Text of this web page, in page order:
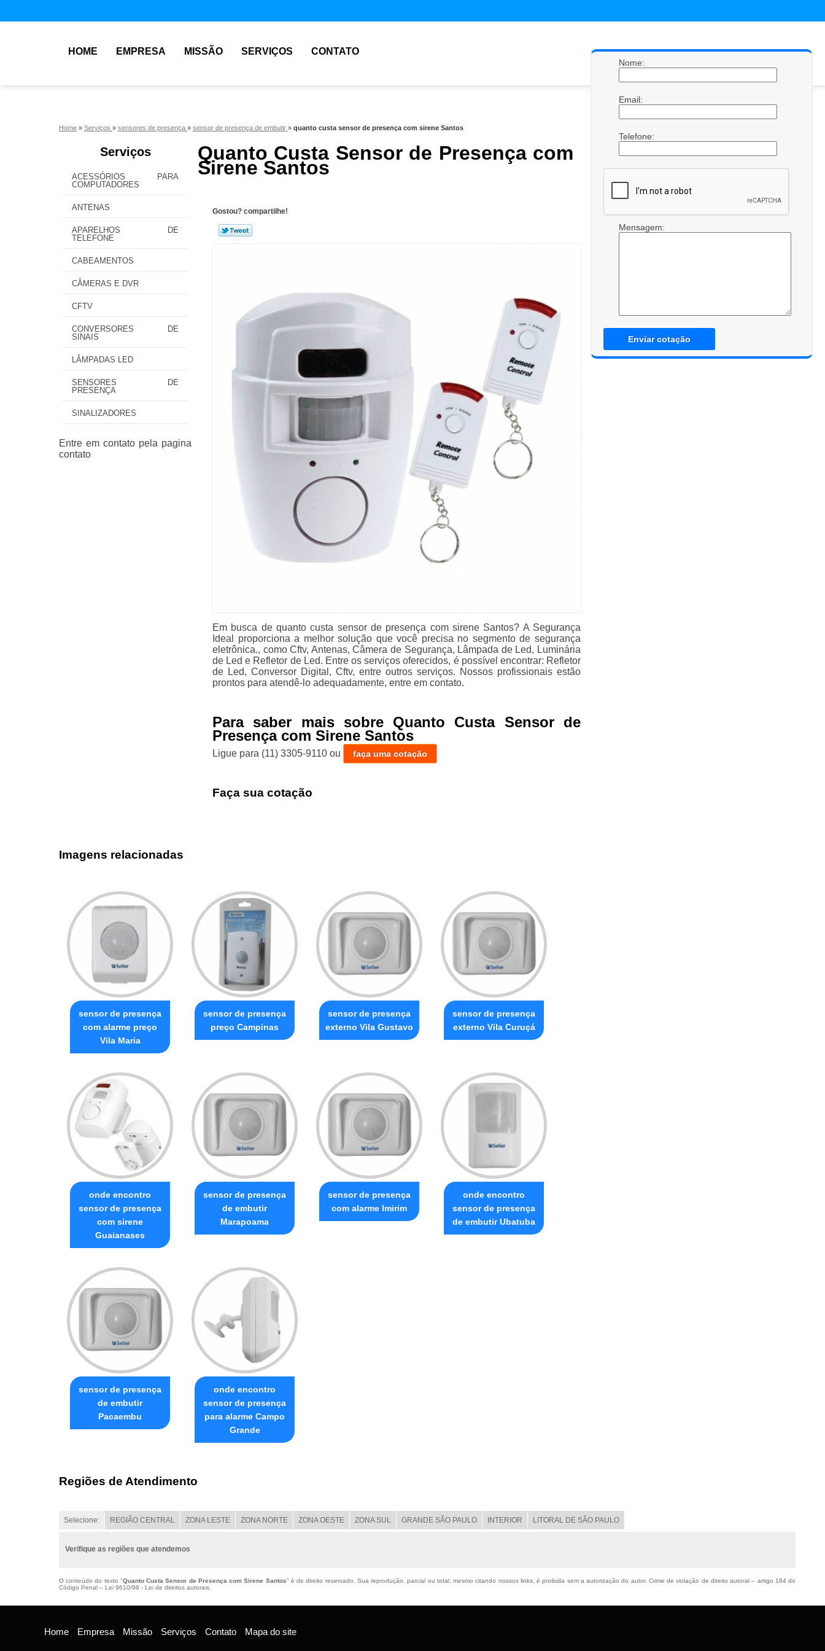
HOME EMPRESA MISSÃO SERVIÇOS CONTATO
Home » Serviços » sensores de presença » sensor de presença de embutir » quanto custa sensor de presença com sirene Santos
Serviços
ACESSÓRIOS PARA
COMPUTADORES
ANTENAS
APARELHOS DE
TELEFONE
CABEAMENTOS
CÂMERAS E DVR
CFTV
CONVERSORES DE
SINAIS
LÂMPADAS LED
SENSORES DE
PRESENÇA
SINALIZADORES
Quanto Custa Sensor de Presença com
Sirene Santos
Gostou? compartilhe!
Em busca de quanto custa sensor de presença com sirene Santos? A Segurança
Ideal proporciona a melhor solução que você precisa no segmento de segurança
eletrônica., como Cftv, Antenas, Câmera de Segurança, Lâmpada de Led, Luminária
de Led e Refletor de Led. Entre os serviços oferecidos, é possível encontrar: Refletor
de Led, Conversor Digital, Cftv, entre outros serviços. Nossos profissionais estão
prontos para atendê-lo adequadamente, entre em contato.
Para saber mais sobre Quanto Custa Sensor de
Presença com Sirene Santos
Ligue para (11) 3305-9110 ou faça uma cotação
Faça sua cotação
Nome:
Email:
Telefone:
Mensagem:
Enviar cotação
Imagens relacionadas
sensor de presença
com alarme preço
Vila Maria
sensor de presença
preço Campinas
sensor de presença
externo Vila Gustavo
sensor de presença
externo Vila Curuçá
onde encontro
sensor de presença
com sirene
Guaianases
sensor de presença
de embutir
Marapoama
sensor de presença
com alarme Imirim
onde encontro
sensor de presença
de embutir Ubatuba
sensor de presença
de embutir
Pacaembu
onde encontro
sensor de presença
para alarme Campo
Grande
Regiões de Atendimento
Selecione: REGIÃO CENTRAL ZONA LESTE ZONA NORTE ZONA OESTE ZONA SUL GRANDE SÃO PAULO INTERIOR LITORAL DE SÃO PAULO
Verifique as regiões que atendemos
O conteúdo do texto "Quanto Custa Sensor de Presença com Sirene Santos" é de direito reservado. Sua reprodução, parcial ou total, mesmo citando nossos links, é proibida sem a autorização do autor. Crime de violação de direito autoral – artigo 184 do
Código Penal – Lei 9610/98 - Lei de direitos autorais
Home Empresa Missão Serviços Contato Mapa do site